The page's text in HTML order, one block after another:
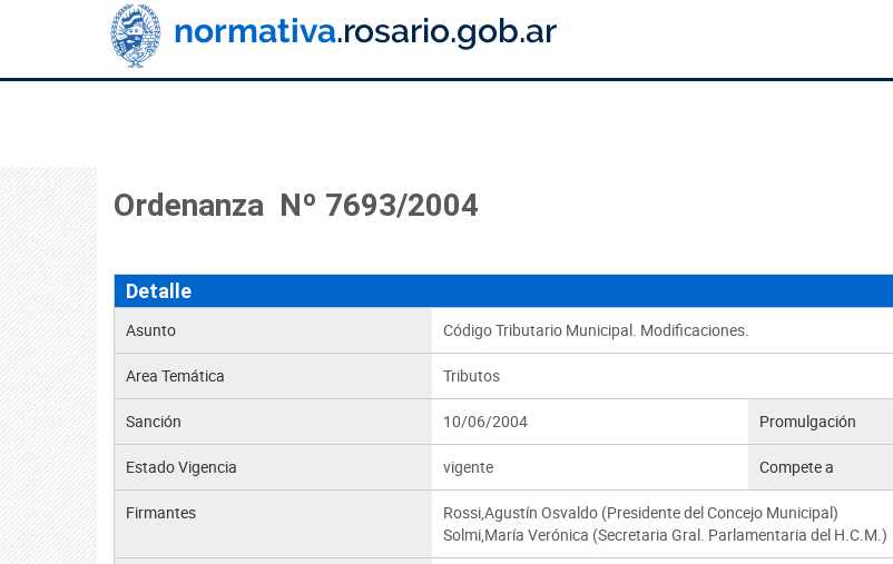
Ordenanza Nº 7693/2004
Detalle
Asunto Código Tributario Municipal. Modificaciones.
Area Temática Tributos
Sanción 10/06/2004 Promulgación
Estado Vigencia vigente Compete a
Firmantes
Rossi,Agustín Osvaldo (Presidente del Concejo Municipal)
Solmi,María Verónica (Secretaria Gral. Parlamentaria del H.C.M.)